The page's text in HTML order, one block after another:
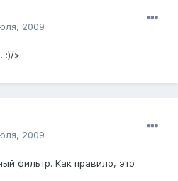
2009
:)/>
2009
фильтр. Как правило, это